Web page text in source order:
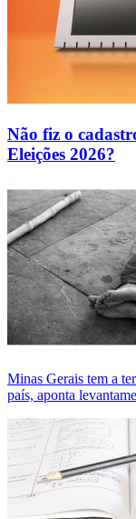
Não fiz o
Eleições 2026?
Minas Gerais tem a
país, aponta